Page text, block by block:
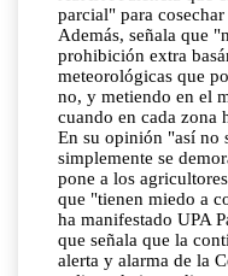
parcial" para
Además, señala que
prohibición extra
meteorológicas que
no, y metiendo en el
cuando en cada zona
En su opinión "así no
simplemente se
pone a los
que "tienen miedo a
ha manifestado UPA
que señala que la
alerta y alarma de la